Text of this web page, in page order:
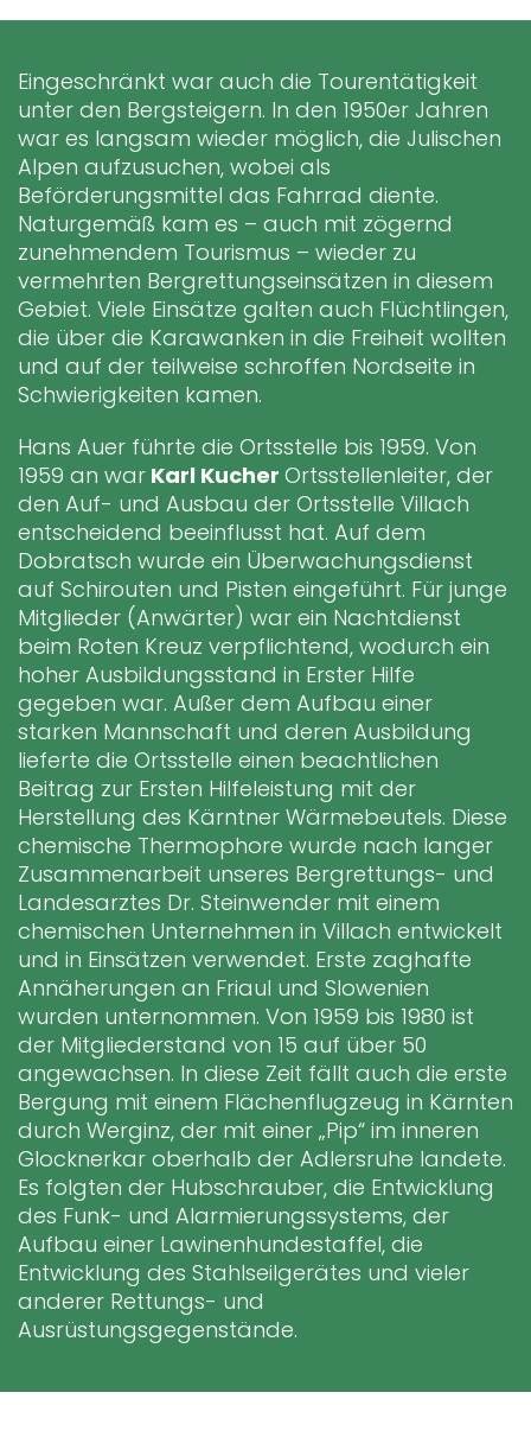
Eingeschränkt war auch die Tourentätigkeit
unter den Bergsteigern. In den 1950er Jahren
war es langsam wieder möglich, die Julischen
Alpen aufzusuchen, wobei als
Beförderungsmittel das Fahrrad diente.
Naturgemäß kam es – auch mit zögernd
zunehmendem Tourismus – wieder zu
vermehrten Bergrettungseinsätzen in diesem
Gebiet. Viele Einsätze galten auch Flüchtlingen,
die über die Karawanken in die Freiheit wollten
und auf der teilweise schroffen Nordseite in
Schwierigkeiten kamen.
Hans Auer führte die Ortsstelle bis 1959. Von
1959 an war Karl Kucher Ortsstellenleiter, der
den Auf- und Ausbau der Ortsstelle Villach
entscheidend beeinflusst hat. Auf dem
Dobratsch wurde ein Überwachungsdienst
auf Schirouten und Pisten eingeführt. Für junge
Mitglieder (Anwärter) war ein Nachtdienst
beim Roten Kreuz verpflichtend, wodurch ein
hoher Ausbildungsstand in Erster Hilfe
gegeben war. Außer dem Aufbau einer
starken Mannschaft und deren Ausbildung
lieferte die Ortsstelle einen beachtlichen
Beitrag zur Ersten Hilfeleistung mit der
Herstellung des Kärntner Wärmebeutels. Diese
chemische Thermophore wurde nach langer
Zusammenarbeit unseres Bergrettungs- und
Landesarztes Dr. Steinwender mit einem
chemischen Unternehmen in Villach entwickelt
und in Einsätzen verwendet. Erste zaghafte
Annäherungen an Friaul und Slowenien
wurden unternommen. Von 1959 bis 1980 ist
der Mitgliederstand von 15 auf über 50
angewachsen. In diese Zeit fällt auch die erste
Bergung mit einem Flächenflugzeug in Kärnten
durch Werginz, der mit einer „Pip“ im inneren
Glocknerkar oberhalb der Adlersruhe landete.
Es folgten der Hubschrauber, die Entwicklung
des Funk- und Alarmierungssystems, der
Aufbau einer Lawinenhundestaffel, die
Entwicklung des Stahlseilgerätes und vieler
anderer Rettungs- und
Ausrüstungsgegenstände.